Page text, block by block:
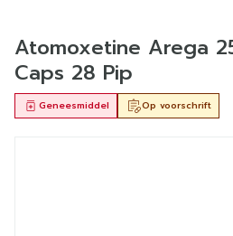
Atomoxetine Arega
Caps 28 Pip
Op voorschrift
Geneesmiddel